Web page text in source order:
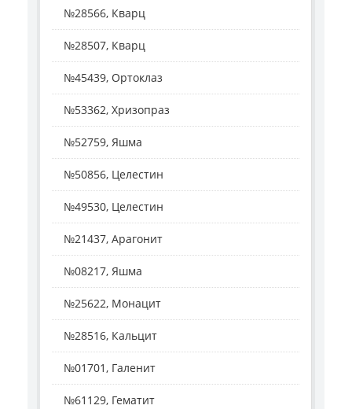
№28566, Кварц
№28507, Кварц
№45439, Ортоклаз
№53362, Хризопраз
№52759, Яшма
№50856, Целестин
№49530, Целестин
№21437, Арагонит
№08217, Яшма
№25622, Монацит
№28516, Кальцит
№01701, Галенит
№61129, Гематит